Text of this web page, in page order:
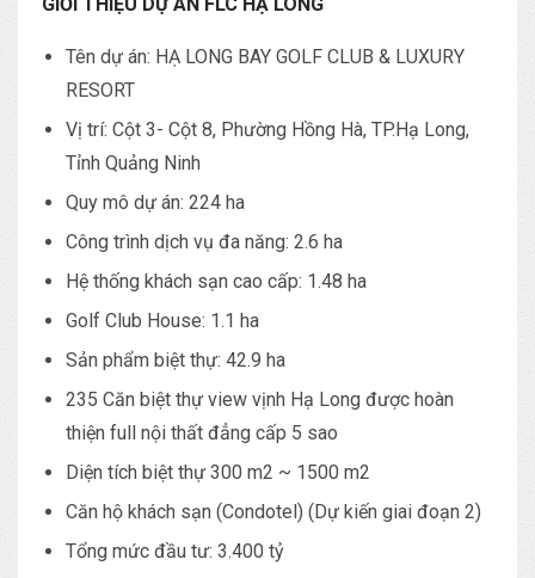
Tên dự án: HẠ LONG BAY GOLF CLUB & LUXURY
RESORT
Vị trí: Cột 3- Cột 8, Phường Hồng Hà, TP.Hạ Long,
Tỉnh Quảng Ninh
Quy mô dự án: 224 ha
Công trình dịch vụ đa năng: 2.6 ha
Hệ thống khách sạn cao cấp: 1.48 ha
Golf Club House: 1.1 ha
Sản phẩm biệt thự: 42.9 ha
235 Căn biệt thự view vịnh Hạ Long được hoàn
thiện full nội thất đẳng cấp 5 sao
Diện tích biệt thự 300 m2 ~ 1500 m2
Căn hộ khách sạn (Condotel) (Dự kiến giai đoạn 2)
Tổng mức đầu tư: 3.400 tỷ